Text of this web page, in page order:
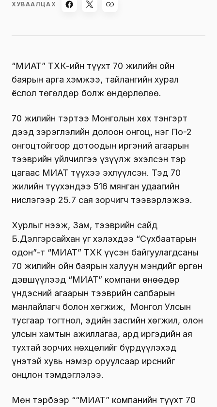
ХУВААЛЦАХ
“МИАТ” ТӨХК-ийн түүхт 70 жилийн ойн
баярын арга хэмжээ, тайлангийн хурал
ёслол төгөлдөр болж өндөрлөлөө.
70 жилийн тэртээ Монголын хөх тэнгэрт
дээд зэрэглэлийн долоон онгоц, нэг По-2
онгоцтойгоор дотоодын иргэний агаарын
тээврийн үйлчилгээ үзүүлж эхэлсэн тэр
цагаас МИАТ түүхээ эхлүүлсэн. Тэд 70
жилийн түүхэндээ 516 мянган удаагийн
нислэгээр 25.7 сая зорчигч тээвэрлэжээ.
Хурлыг нээж, Зам, тээврийн сайд
Б.Дэлгэрсайхан үг хэлэхдээ “Сүхбаатарын
одон”-т “МИАТ” ТӨХК үүсэн байгуулагдсаны
70 жилийн ойн баярын халуун мэндийг өргөн
дэвшүүлээд “МИАТ” компани өнөөдөр
үндэсний агаарын тээврийн салбарын
манлайлагч болон хөгжиж, Монгол Улсын
тусгаар тогтнол, эдийн засгийн хөгжил, олон
улсын хамтын ажиллагаа, ард иргэдийн ая
тухтай зорчих нөхцөлийг бүрдүүлэхэд
үнэтэй хувь нэмэр оруулсаар ирснийг
онцлон тэмдэглэлээ.
Мөн тэрбээр ““МИАТ” компанийн түүхт 70